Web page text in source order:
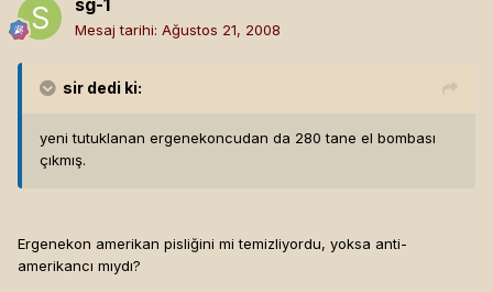
sg-1
Mesaj tarihi: Ağustos 21, 2008
sir dedi ki:
yeni tutuklanan ergenekoncudan da 280 tane el bombası
çıkmış.
Ergenekon amerikan pisliğini mi temizliyordu, yoksa anti-
amerikancı mıydı?